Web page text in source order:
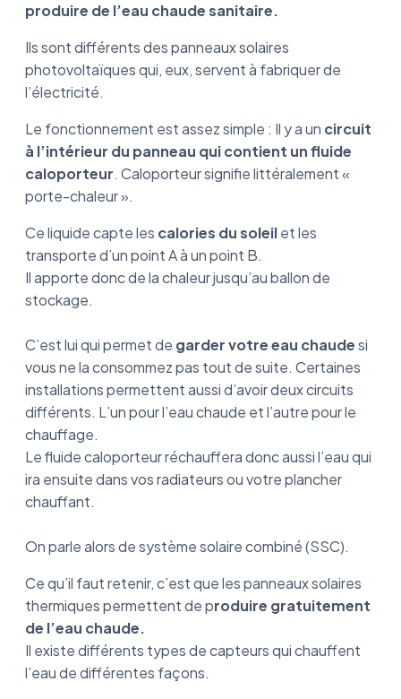
produire de l’eau chaude sanitaire.
Ils sont différents des panneaux solaires
photovoltaïques qui, eux, servent à fabriquer de
l’électricité.
Le fonctionnement est assez simple : Il y a un circuit
à l’intérieur du panneau qui contient un fluide
caloporteur. Caloporteur signifie littéralement «
porte-chaleur ».
Ce liquide capte les calories du soleilet les
transporte d’un point A à un point B.
Il apporte donc de la chaleur jusqu’au ballon de
stockage.
C’est lui qui permet de garder votre eau chaudesi
vous ne la consommez pas tout de suite. Certaines
installations permettent aussi d’avoir deux circuits
différents. L’un pour l’eau chaude et l’autre pour le
chauffage.
Le fluide caloporteur réchauffera donc aussi l’eau qui
ira ensuite dans vos radiateurs ou votre plancher
chauffant.
On parle alors de système solaire combiné (SSC).
Ce qu’il faut retenir, c’est que les panneaux solaires
thermiques permettent de produire gratuitement
de l’eau chaude.
Il existe différents types de capteurs qui chauffent
l’eau de différentes façons.